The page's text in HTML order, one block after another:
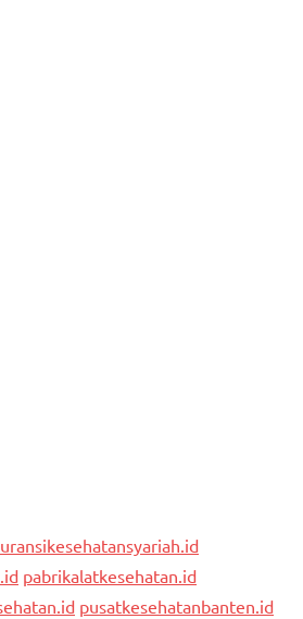
pabrikalatkesehatan.id
pusatkesehatanbanten.id